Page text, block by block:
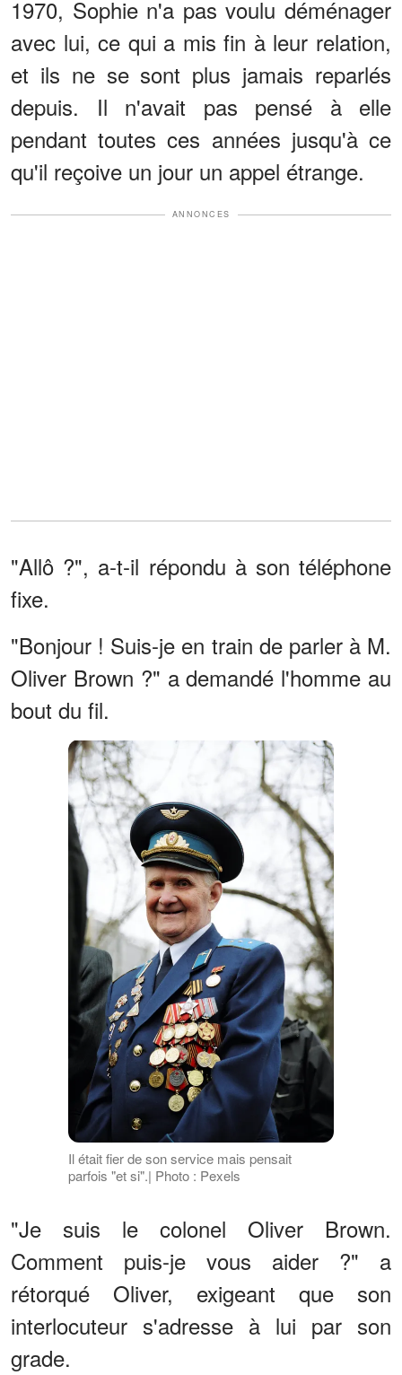
1970, Sophie n'a pas voulu déménager
avec lui, ce qui a mis fin à leur relation,
et ils ne se sont plus jamais reparlés
depuis. Il n'avait pas pensé à elle
pendant toutes ces années jusqu'à ce
qu'il reçoive un jour un appel étrange.
ANNONCES
"Allô ?", a-t-il répondu à son téléphone
fixe.
"Bonjour ! Suis-je en train de parler à M.
Oliver Brown ?" a demandé l'homme au
bout du fil.
Il était fier de son service mais pensait
parfois "et si".| Photo : Pexels
"Je suis le colonel Oliver Brown.
Comment puis-je vous aider ?" a
rétorqué Oliver, exigeant que son
interlocuteur s'adresse à lui par son
grade.